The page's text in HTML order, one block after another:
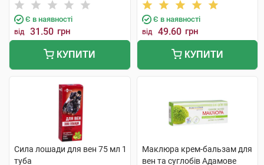
Є в наявності
від 31.50 грн
КУПИТИ
Є в наявності
від 49.60 грн
КУПИТИ
Сила лошади для вен 75 мл 1
туба
Маклюра крем-бальзам для
вен та суглобів Адамове